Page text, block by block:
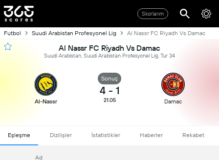
Skorlarım
Futbol Suudi Arabistan Profesyonel Lig Al Nassr FC Riyadh Vs Damac
Al Nassr FC Riyadh Vs Damac
Suudi Arabistan, Suudi Arabistan Profesyonel Lig, Tur 34
Al-Nassr
Sonuç
4 - 1
21.05 Damac
Eşleşme Dizilişler İstatistikler Haberler Rekabet
Ad